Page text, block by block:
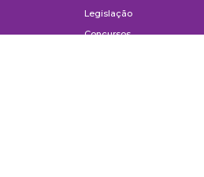
Legislação
Concursos